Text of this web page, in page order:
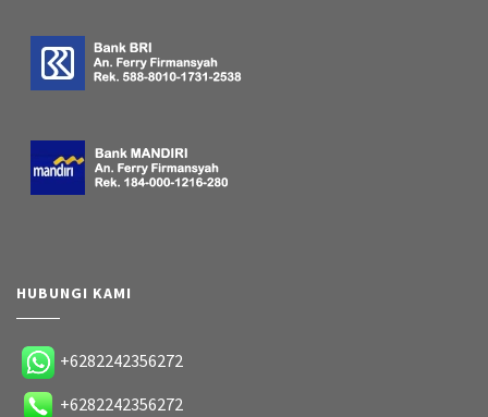
HUBUNGI KAMI
+6282242356272
+6282242356272